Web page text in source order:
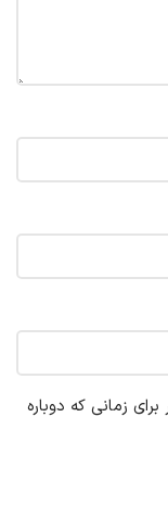
زمانی که دوباره